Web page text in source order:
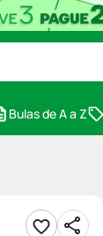
Bulas de A a Z